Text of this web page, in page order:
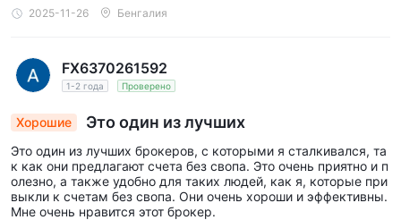
2025-11-26 Бенгалия
FX6370261592
1-2 года Проверено
Хорошие Это один из лучших
Это один из лучших брокеров, с которыми я сталкивался, та
к как они предлагают счета без свопа. Это очень приятно и п
олезно, а также удобно для таких людей, как я, которые при
выкли к счетам без свопа. Они очень хороши и эффективны.
Мне очень нравится этот брокер.